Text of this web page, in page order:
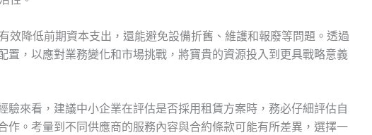
效降低前期資本支出，還能避免設備折舊、維護和報廢等問題。透過
置，以應對業務變化和市場挑戰，將寶貴的資源投入到更具戰略意義
驗來看，建議中小企業在評估是否採用租賃方案時，務必仔細評估自
作。考量到不同供應商的服務內容與合約條款可能有所差異，選擇一